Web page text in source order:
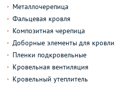
Металлочерепица
Фальцевая кровля
Композитная черепица
Доборные элементы для кровли
Пленки подкровельные
Кровельная вентиляция
Кровельный утеплитель